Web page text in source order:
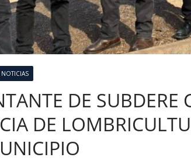
NOTICIAS
DE SUBDERE
DE